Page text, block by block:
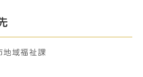
域福祉課